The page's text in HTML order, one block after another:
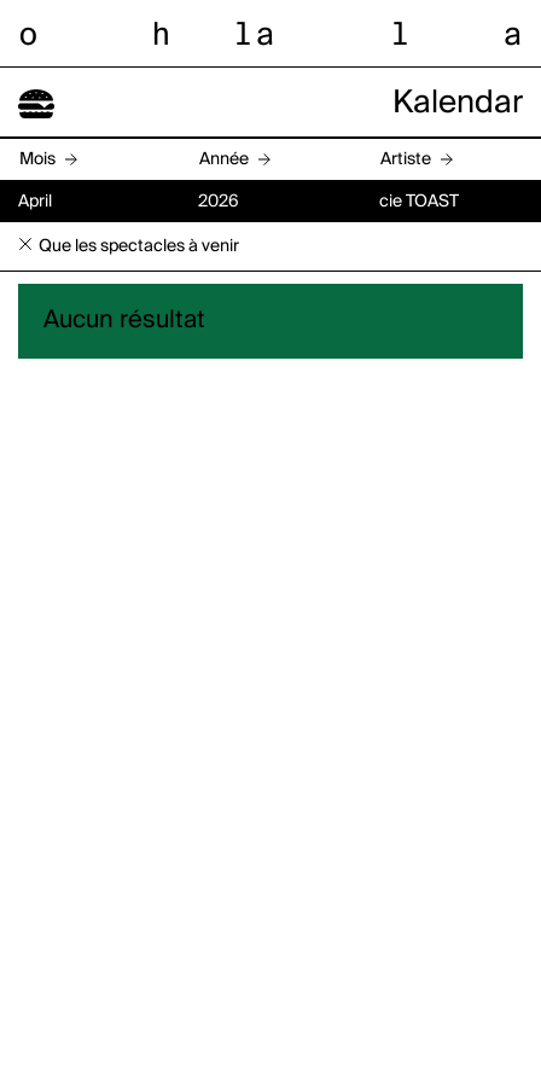
o h l a l a
Kalendar
Mois Année Artiste
April 2026 cie TOAST
Que les spectacles à venir
Aucun résultat